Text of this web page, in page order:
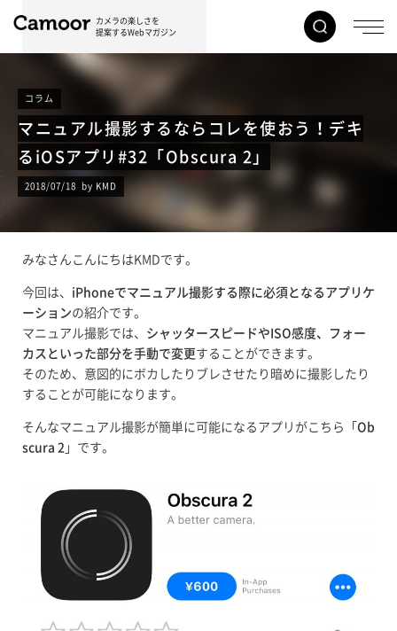
カメラの楽しさを
提案するWebマガジン
コラム
マニュアル撮影するならコレを使おう！デキ
るiOSアプリ#32「Obscura 2」
2018/07/18 by KMD
みなさんこんにちはKMDです。
今回は、 iPhoneでマニュアル撮影する際に必須となるアプリケ
ーションの紹介です。
マニュアル撮影では、 シャッタースピードやISO感度、フォー
カスといった部分を手動で変更することができます。
そのため、意図的にボカしたりブレさせたり暗めに撮影したり
することが可能になります。
そんなマニュアル撮影が簡単に可能になるアプリがこちら「 Ob
scura 2 」です。